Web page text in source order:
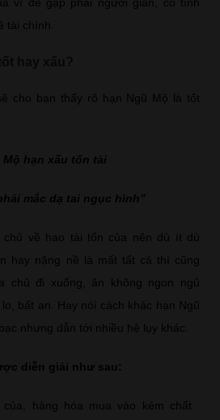
tài chính.
cho bạn thấy rõ hạn Ngũ Mộ là tốt
Mộ hạn xấu tổn tài
mắc dạ tai ngục hình”
về hao tài tốn của nên dù ít dù
hay nặng nề là mất tất cả thì cũng
chủ đi xuống, ăn không ngon ngủ
bất an. Hay nói cách khác hạn Ngũ
nhưng dẫn tới nhiều hệ lụy khác.
diễn giải như sau:
hàng hóa mua vào kém chất